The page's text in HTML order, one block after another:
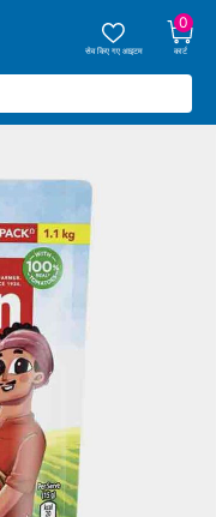
सेव किए गए आइटम
0
कार्ट